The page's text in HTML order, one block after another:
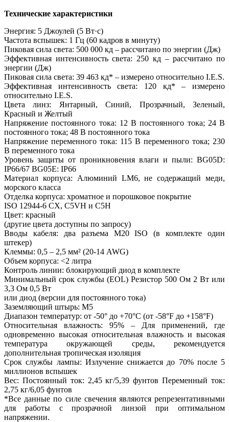
Технические характеристики
Энергия: 5 Джоулей (5 Вт·с)
Частота вспышек: 1 Гц (60 кадров в минуту)
Пиковая сила света: 500 000 кд – рассчитано по энергии (Дж)
Эффективная интенсивность света: 250 кд – рассчитано по
энергии (Дж)
Пиковая сила света: 39 463 кд* – измерено относительно I.E.S.
Эффективная интенсивность света: 120 кд* – измерено
относительно I.E.S.
Цвета линз: Янтарный, Синий, Прозрачный, Зеленый,
Красный и Желтый
Напряжение постоянного тока: 12 В постоянного тока; 24 В
постоянного тока; 48 В постоянного тока
Напряжение переменного тока: 115 В переменного тока; 230
В переменного тока
Уровень защиты от проникновения влаги и пыли: BG05D:
IP66/67 BG05E: IP66
Материал корпуса: Алюминий LM6, не содержащий меди,
морского класса
Отделка корпуса: хроматное и порошковое покрытие
ISO 12944-6 CX, C5VH и C5H
Цвет: красный
(другие цвета доступны по запросу)
Вводы кабеля: два разъема M20 ISO (в комплекте один
штекер)
Клеммы: 0,5 – 2,5 мм² (20-14 AWG)
Объем корпуса: <2 литра
Контроль линии: блокирующий диод в комплекте
Минимальный срок службы (EOL) Резистор 500 Ом 2 Вт или
3,3 Ом 0,5 Вт
или диод (версии для постоянного тока)
Заземляющий штырь: M5
Диапазон температур: от -50° до +70°C (от -58°F до +158°F)
Относительная влажность: 95% – Для применений, где
одновременно высокая относительная влажность и высокая
температура окружающей среды, рекомендуется
дополнительная тропическая изоляция
Срок службы лампы: Излучение снижается до 70% после 5
миллионов вспышек
Вес: Постоянный ток: 2,45 кг/5,39 фунтов Переменный ток:
2,75 кг/6,05 фунтов
*Все данные по силе свечения являются репрезентативными
для работы с прозрачной линзой при оптимальном
напряжении.